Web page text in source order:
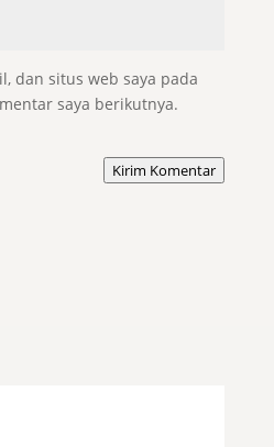
dan situs web saya pada
saya berikutnya.
Kirim Komentar